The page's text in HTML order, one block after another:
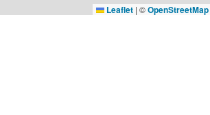
Leaflet | ©OpenStreetMap